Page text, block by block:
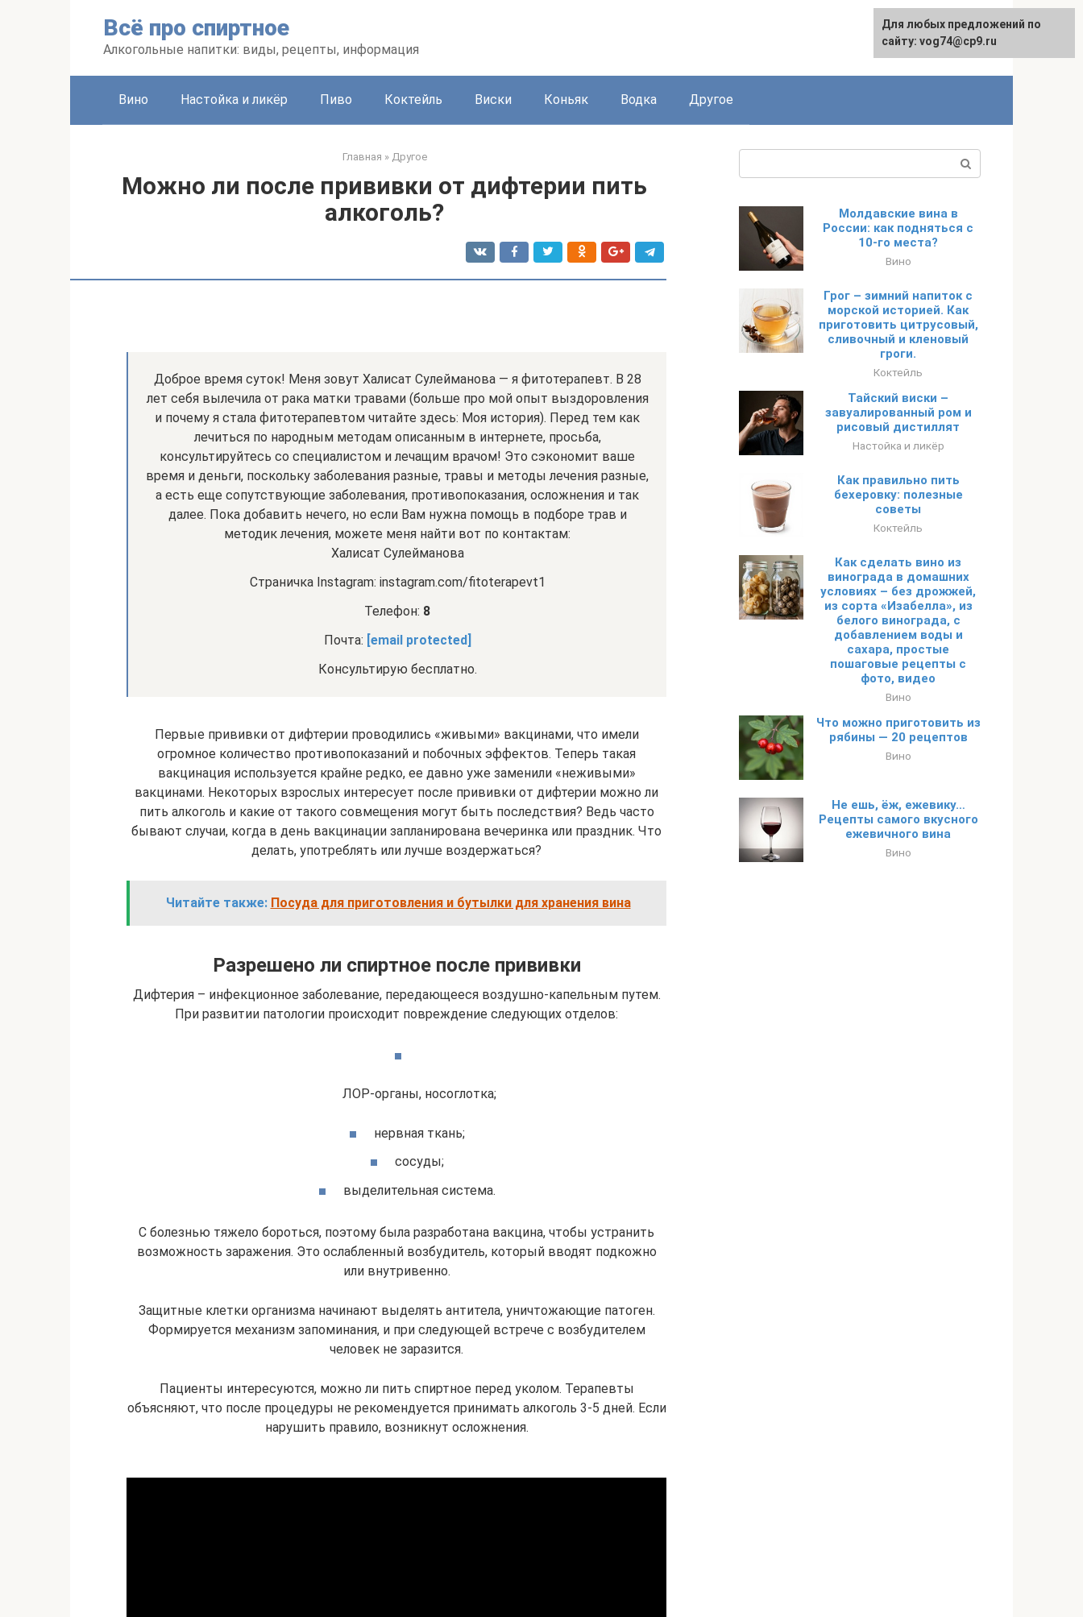
Всё про спиртное
Алкогольные напитки: виды, рецепты, информация
Вино Настойка и ликёр Пиво Коктейль Виски Коньяк Водка Другое
Главная » Другое
Можно ли после прививки от дифтерии пить
алкоголь?
Доброе время суток! Меня зовут Халисат Сулейманова — я фитотерапевт. В 28
лет себя вылечила от рака матки травами (больше про мой опыт выздоровления
и почему я стала фитотерапевтом читайте здесь: Моя история). Перед тем как
лечиться по народным методам описанным в интернете, просьба,
консультируйтесь со специалистом и лечащим врачом! Это сэкономит ваше
время и деньги, поскольку заболевания разные, травы и методы лечения разные,
а есть еще сопутствующие заболевания, противопоказания, осложнения и так
далее. Пока добавить нечего, но если Вам нужна помощь в подборе трав и
методик лечения, можете меня найти вот по контактам:
Халисат Сулейманова
Страничка Instagram: instagram.com/fitoterapevt1
Телефон: 8
Почта: [email protected]
Консультирую бесплатно.
Первые прививки от дифтерии проводились «живыми» вакцинами, что имели
огромное количество противопоказаний и побочных эффектов. Теперь такая
вакцинация используется крайне редко, ее давно уже заменили «неживыми»
вакцинами. Некоторых взрослых интересует после прививки от дифтерии можно ли
пить алкоголь и какие от такого совмещения могут быть последствия? Ведь часто
бывают случаи, когда в день вакцинации запланирована вечеринка или праздник. Что
делать, употреблять или лучше воздержаться?
Читайте также: Посуда для приготовления и бутылки для хранения вина
Разрешено ли спиртное после прививки
Дифтерия – инфекционное заболевание, передающееся воздушно-капельным путем.
При развитии патологии происходит повреждение следующих отделов:
ЛОР-органы, носоглотка;
нервная ткань;
сосуды;
выделительная система.
С болезнью тяжело бороться, поэтому была разработана вакцина, чтобы устранить
возможность заражения. Это ослабленный возбудитель, который вводят подкожно
или внутривенно.
Защитные клетки организма начинают выделять антитела, уничтожающие патоген.
Формируется механизм запоминания, и при следующей встрече с возбудителем
человек не заразится.
Пациенты интересуются, можно ли пить спиртное перед уколом. Терапевты
объясняют, что после процедуры не рекомендуется принимать алкоголь 3-5 дней. Если
нарушить правило, возникнут осложнения.
Молдавские вина в
России: как подняться с
10-го места?
Вино
Грог – зимний напиток с
морской историей. Как
приготовить цитрусовый,
сливочный и кленовый
гроги.
Коктейль
Тайский виски –
завуалированный ром и
рисовый дистиллят
Настойка и ликёр
Как правильно пить
бехеровку: полезные
советы
Коктейль
Как сделать вино из
винограда в домашних
условиях – без дрожжей,
из сорта «Изабелла», из
белого винограда, с
добавлением воды и
сахара, простые
пошаговые рецепты с
фото, видео
Вино
Что можно приготовить из
рябины — 20 рецептов
Вино
Не ешь, ёж, ежевику…
Рецепты самого вкусного
ежевичного вина
Вино
Для любых предложений по
сайту: vog74@cp9.ru